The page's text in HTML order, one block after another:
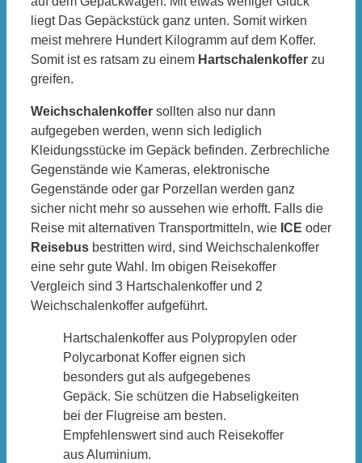
liegt Das Gepäckstück ganz unten. Somit wirken
meist mehrere Hundert Kilogramm auf dem Koffer.
Somit ist es ratsam zu einem Hartschalenkoffer zu
greifen.
Weichschalenkoffer sollten also nur dann
aufgegeben werden, wenn sich lediglich
Kleidungsstücke im Gepäck befinden. Zerbrechliche
Gegenstände wie Kameras, elektronische
Gegenstände oder gar Porzellan werden ganz
sicher nicht mehr so aussehen wie erhofft. Falls die
Reise mit alternativen Transportmitteln, wie ICE oder
Reisebus bestritten wird, sind Weichschalenkoffer
eine sehr gute Wahl. Im obigen Reisekoffer
Vergleich sind 3 Hartschalenkoffer und 2
Weichschalenkoffer aufgeführt.
Hartschalenkoffer aus Polypropylen oder
Polycarbonat Koffer eignen sich
besonders gut als aufgegebenes
Gepäck. Sie schützen die Habseligkeiten
bei der Flugreise am besten.
Empfehlenswert sind auch Reisekoffer
aus Aluminium.